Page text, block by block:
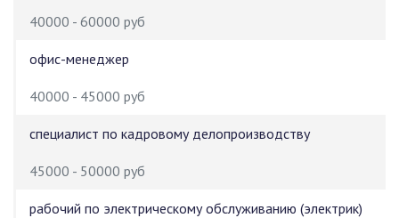
40000 - 60000 руб
офис-менеджер
40000 - 45000 руб
специалист по кадровому делопроизводству
45000 - 50000 руб
рабочий по электрическому обслуживанию (электрик)